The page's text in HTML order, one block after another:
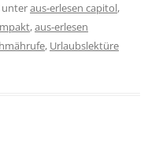
unteraus-erlesen capitol,
,aus-erlesen
, Urlaubslektüre